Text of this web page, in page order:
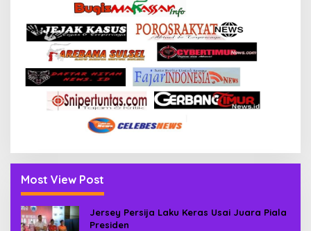
Most View Post
Jersey Persija Laku Keras Usai Juara Piala
Presiden